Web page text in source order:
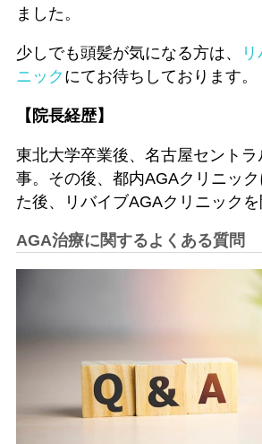
ました。
少しでも頭髪が気になる方は、
ニック にてお待ちしております。
【院長経歴】
東北大学卒業後、名古屋セントラ
事。その後、都内AGAクリニッ
た後、リバイブAGAクリニックを
AGA治療に関するよくある質問